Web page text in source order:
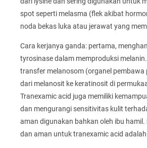
spot seperti melasma (flek akibat
noda bekas luka atau jerawat yang
Cara kerjanya ganda: pertama,
tyrosinase dalam memproduksi
transfer melanosom (organel pembawa
dari melanosit ke keratinosit di
Tranexamic acid juga memiliki
dan mengurangi sensitivitas kulit
aman digunakan bahkan oleh ibu
dan aman untuk tranexamic acid adalah